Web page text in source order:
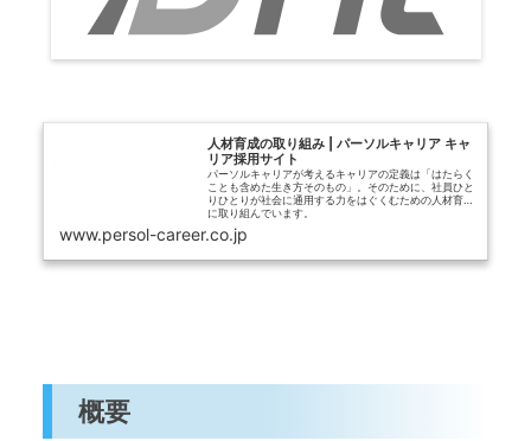
人材育成の取り組み | パーソルキャリア キャ
リア採用サイト
パーソルキャリアが考えるキャリアの定義は「はたらく
ことも含めた生き方そのもの」。そのために、社員ひと
りひとりが社会に通用する力をはぐくむための人材育成
に取り組んでいます。
www.persol-career.co.jp
概要